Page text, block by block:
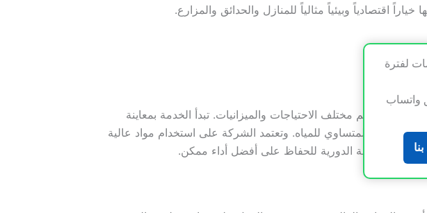
اقتصادياً وبيئياً مثالياً للمنازل والحدائق والمزارع.
تلائم مختلف الاحتياجات والميزانيات. تبدأ الخدمة بمعاينة
التوزيع المتساوي للمياه. وتعتمد الشركة على استخدام مواد عالية
والمتابعة الدورية للحفاظ على أفضل أداء ممكن.
لفترة
واتساب